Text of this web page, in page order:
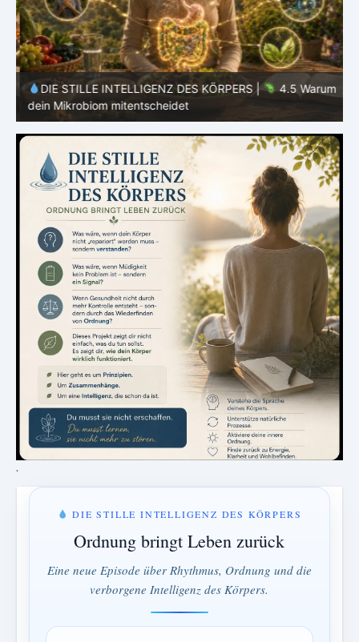
DIE STILLE INTELLIGENZ DES KÖRPERS |
4.5 Warum
dein Mikrobiom mitentscheidet
.
DIE STILLE INTELLIGENZ DES KÖRPERS
Ordnung bringt Leben zurück
Eine neue Episode über Rhythmus, Ordnung und die
verborgene Intelligenz des Körpers.